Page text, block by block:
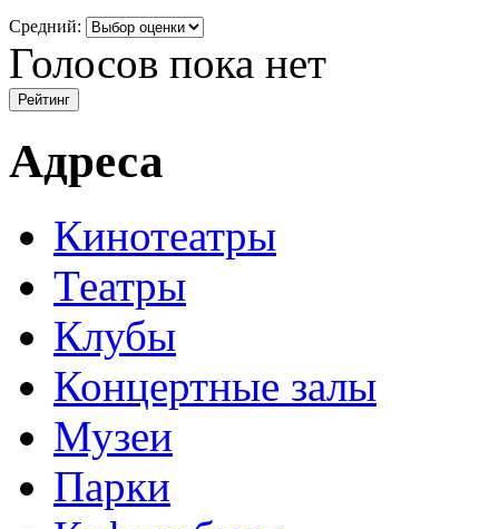
Средний:
Голосов пока нет
Адреса
Кинотеатры
Театры
Клубы
Концертные залы
Музеи
Парки